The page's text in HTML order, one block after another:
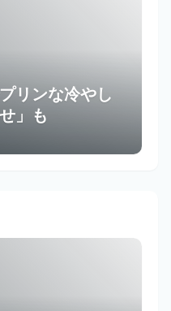
リンな冷やし
」も